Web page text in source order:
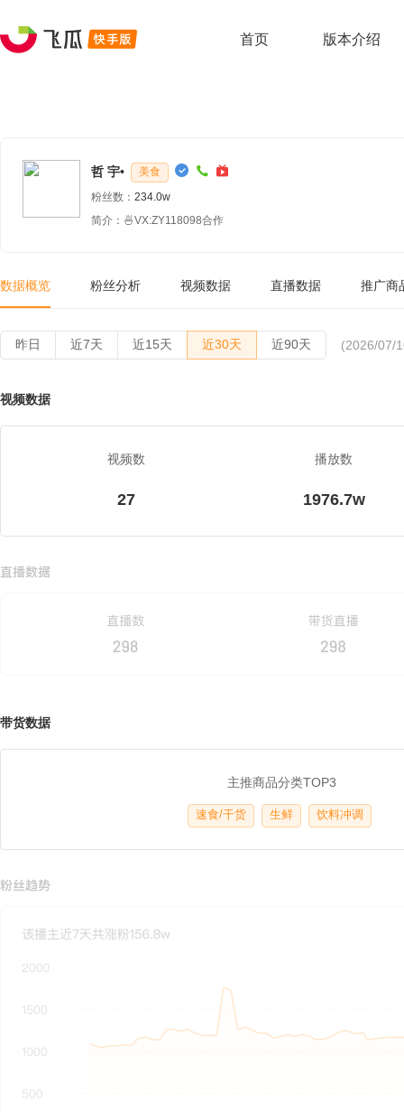
首页 版本介绍
哲 宇•
美食
粉丝数： 234.0w
简介：🍜VX:ZY118098合作
数据概览 粉丝分析 视频数据 直播数据 推广商
昨日 近7天 近15天 近30天 近90天 (2026/07/
视频数据
视频数
27
播放数
1976.7w
带货数据
主推商品分类TOP3
速食/干货 生鲜 饮料冲调